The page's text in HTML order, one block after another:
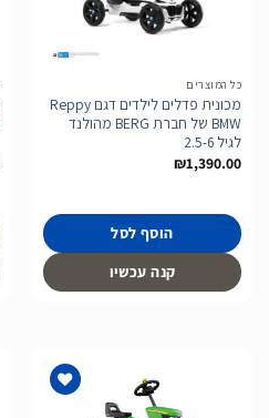
המשאלות
כל המוצרים
מכונית פדלים לילדים דגם Reppy
BMW של חברת BERG מהולנד
לגיל 2.5-6
₪1,390.00
הוסף לסל
קנה עכשיו